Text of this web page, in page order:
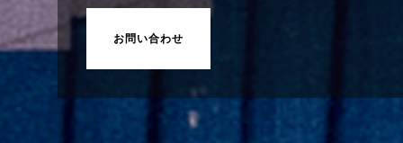
お問い合わせ